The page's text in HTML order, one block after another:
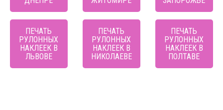
ПЕЧАТЬ
РУЛОННЫХ
НАКЛЕЕК В
ЛЬВОВЕ
ПЕЧАТЬ
РУЛОННЫХ
НАКЛЕЕК В
НИКОЛАЕВЕ
ПЕЧАТЬ
РУЛОННЫХ
НАКЛЕЕК В
ПОЛТАВЕ